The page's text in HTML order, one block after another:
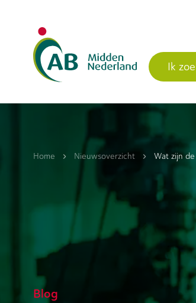
Ik
Home Nieuwsoverzicht Wat zijn
Blog